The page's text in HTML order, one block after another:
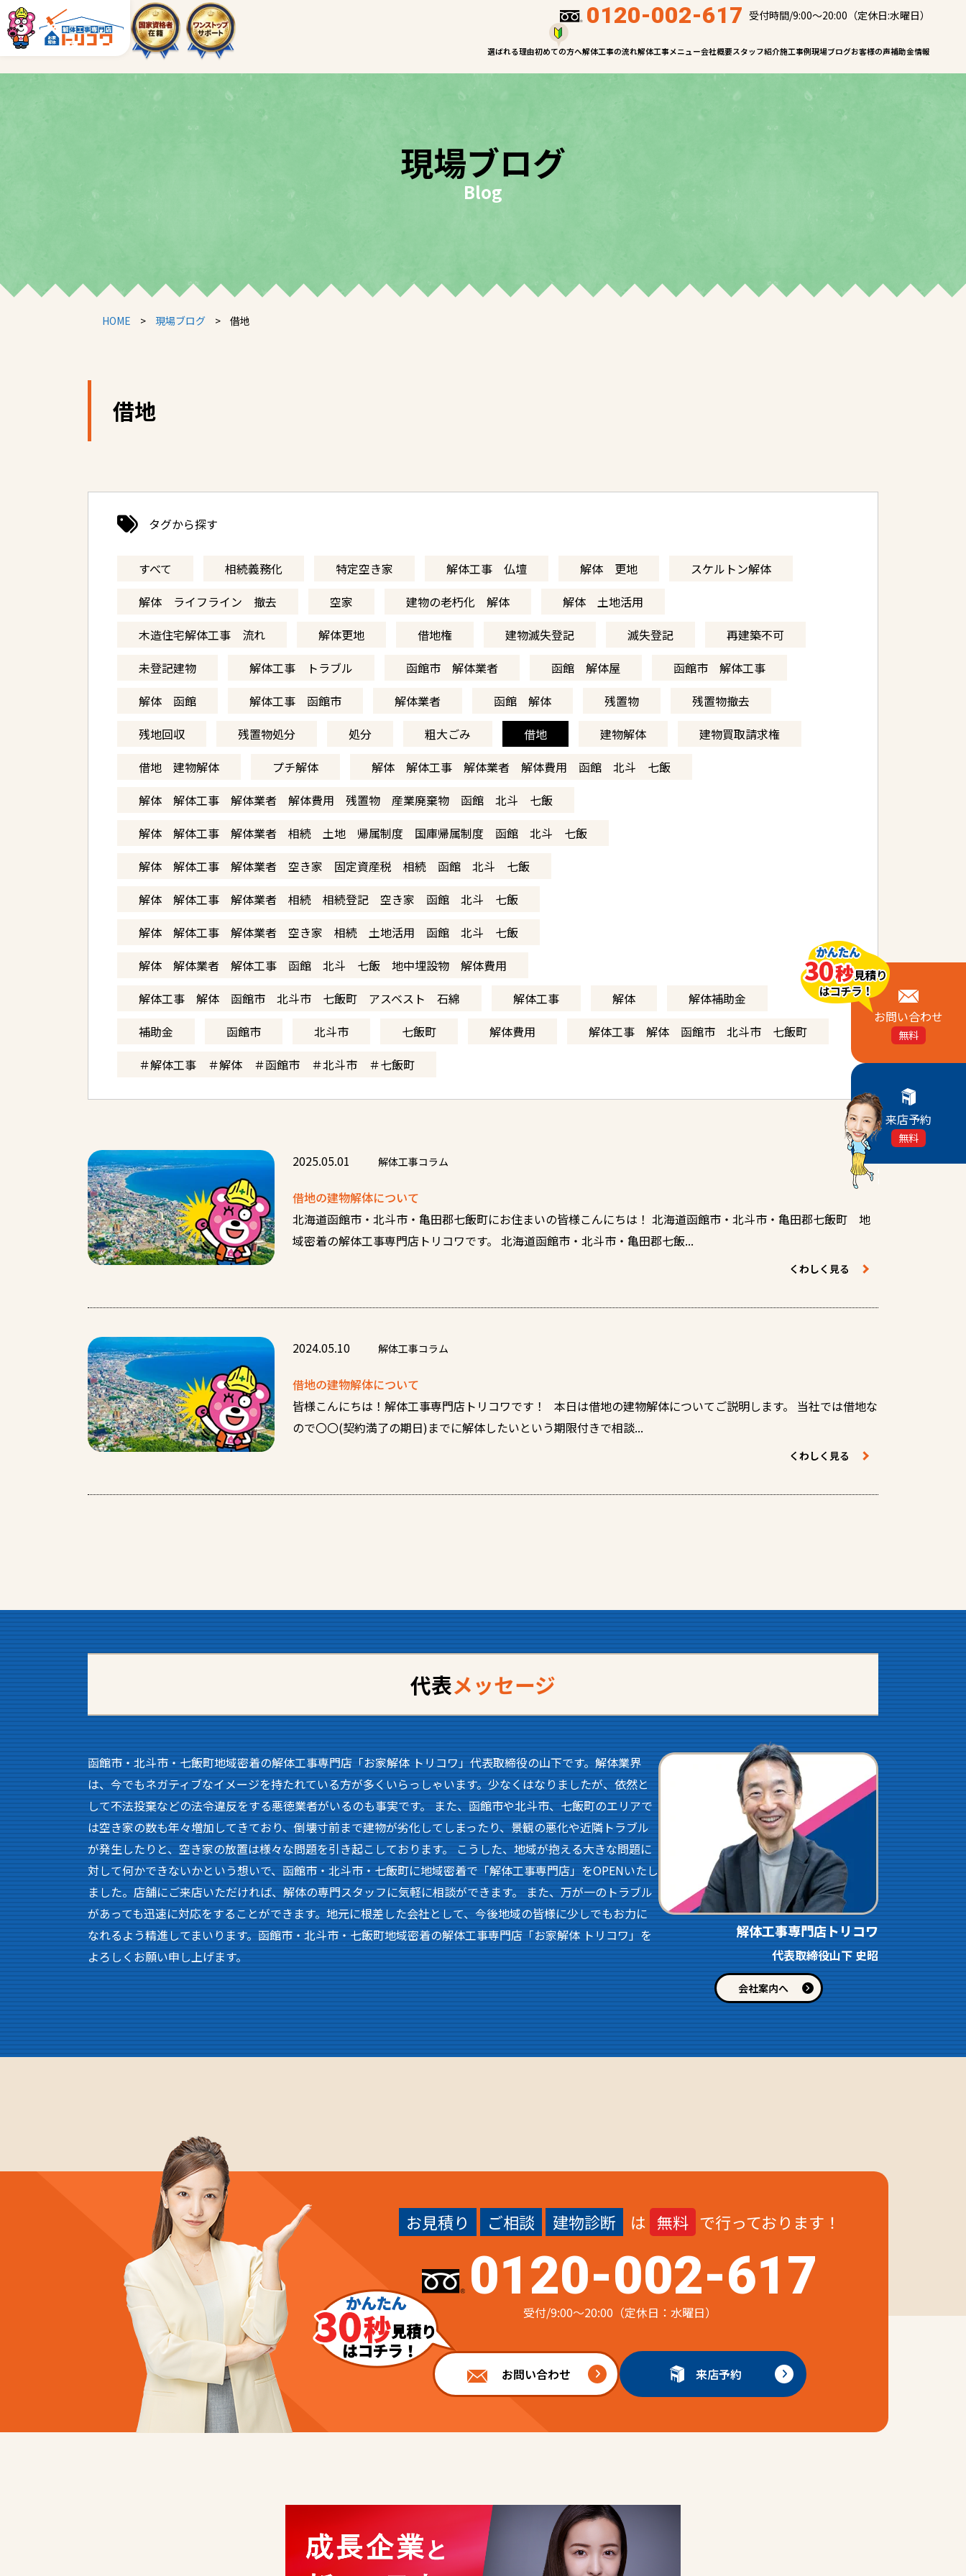
0120-002-617 受付時間/9:00～20:00（定休日:水曜日）
選ばれる理由初めての方へ解体工事の流れ解体工事メニュー会社概要スタッフ紹介施工事例現場ブログお客様の声補助金情報
現場ブログ
Blog
HOME > 現場ブログ > 借地
借地
タグから探す
すべて 相続義務化 特定空き家 解体工事 仏壇 解体 更地
スケルトン解体
解体 ライフライン 撤去
空家 建物の老朽化 解体
解体 土地活用
木造住宅解体工事 流れ
解体更地 借地権 建物滅失登記 滅失登記
再建築不可
未登記建物
解体工事 トラブル 函館市 解体業者 函館 解体屋
函館市 解体工事
解体 函館
解体工事 函館市 解体業者 函館 解体 残置物
残置物撤去
残地回収
残置物処分 処分 粗大ごみ 借地 建物解体
建物買取請求権
借地 建物解体
プチ解体
解体 解体工事 解体業者 解体費用 函館 北斗 七飯
解体 解体工事 解体業者 解体費用 残置物 産業廃棄物 函館 北斗 七飯
解体 解体工事 解体業者 相続 土地 帰属制度 国庫帰属制度 函館 北斗 七飯
解体 解体工事 解体業者 空き家 固定資産税 相続 函館 北斗 七飯
解体 解体工事 解体業者 相続 相続登記 空き家 函館 北斗 七飯
解体 解体工事 解体業者 空き家 相続 土地活用 函館 北斗 七飯
解体 解体業者 解体工事 函館 北斗 七飯 地中埋設物 解体費用
解体工事 解体 函館市 北斗市 七飯町 アスベスト 石綿
解体工事 解体
解体補助金
補助金
函館市 北斗市 七飯町 解体費用
解体工事 解体 函館市 北斗市 七飯町
＃解体工事 ＃解体 ＃函館市 ＃北斗市 ＃七飯町
2025.05.01 解体工事コラム
借地の建物解体について
北海道函館市・北斗市・亀田郡七飯町にお住まいの皆様こんにちは！ 北海道函館市・北斗市・亀田郡七飯町 地
域密着の解体工事専門店トリコワです。 北海道函館市・北斗市・亀田郡七飯...
くわしく見る
2024.05.10 解体工事コラム
借地の建物解体について
皆様こんにちは！解体工事専門店トリコワです！ 本日は借地の建物解体についてご説明します。 当社では借地な
ので〇〇(契約満了の期日)までに解体したいという期限付きで相談...
くわしく見る
代表メッセージ
函館市・北斗市・七飯町地域密着の解体工事専門店「お家解体 トリコワ」代表取締役の山下です。解体業界
は、今でもネガティブなイメージを持たれている方が多くいらっしゃいます。少なくはなりましたが、依然と
して不法投棄などの法令違反をする悪徳業者がいるのも事実です。 また、函館市や北斗市、七飯町のエリアで
は空き家の数も年々増加してきており、倒壊寸前まで建物が劣化してしまったり、景観の悪化や近隣トラブル
が発生したりと、空き家の放置は様々な問題を引き起こしております。 こうした、地域が抱える大きな問題に
対して何かできないかという想いで、函館市・北斗市・七飯町に地域密着で「解体工事専門店」をOPENいたし
ました。店舗にご来店いただければ、解体の専門スタッフに気軽に相談ができます。 また、万が一のトラブル
があっても迅速に対応をすることができます。地元に根差した会社として、今後地域の皆様に少しでもお力に
なれるよう精進してまいります。函館市・北斗市・七飯町地域密着の解体工事専門店「お家解体 トリコワ」を
よろしくお願い申し上げます。
解体工事専門店トリコワ
代表取締役山下 史昭
会社案内へ
お見積り ご相談 建物診断 は 無料 で行っております！
0120-002-617
受付/9:00～20:00（定休日：水曜日）
お問い合わせ 来店予約
お問い合わせ
無料
来店予約
無料